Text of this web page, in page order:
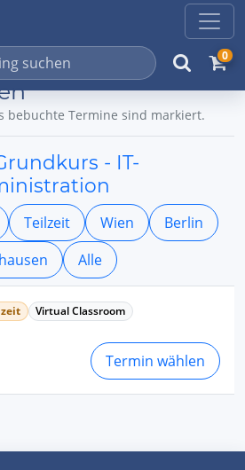
0
bebuchte Termine sind markiert.
- IT-
Teilzeit Wien
Berlin
Alle
Virtual Classroom
Termin wählen